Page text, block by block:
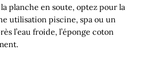
planche en soute, optez pour la
utilisation piscine, spa ou un
l’eau froide, l’éponge coton